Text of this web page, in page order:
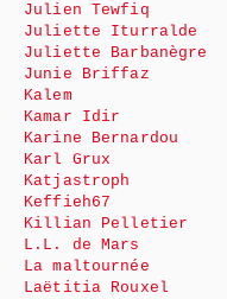
Julien Tewfiq
Juliette Iturralde
Juliette Barbanègre
Junie Briffaz
Kalem
Kamar Idir
Karine Bernardou
Karl Grux
Katjastroph
Keffieh67
Killian Pelletier
L.L. de Mars
La maltournée
Laëtitia Rouxel